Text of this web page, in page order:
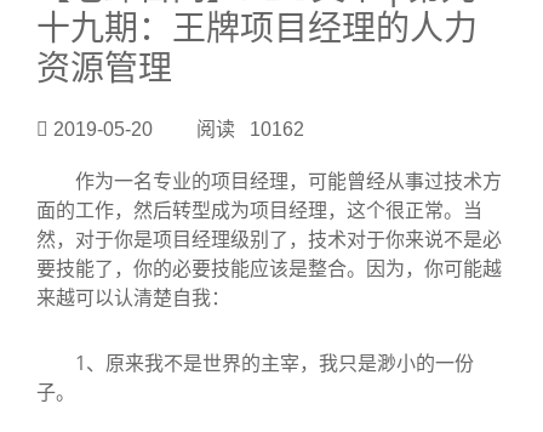
十九期：王牌项目经理的人力
资源管理
2019-05-20 阅读 10162
作为一名专业的项目经理，可能曾经从事过技术方
面的工作，然后转型成为项目经理，这个很正常。当
然，对于你是项目经理级别了，技术对于你来说不是必
要技能了，你的必要技能应该是整合。因为，你可能越
来越可以认清楚自我：
1、原来我不是世界的主宰，我只是渺小的一份
子。